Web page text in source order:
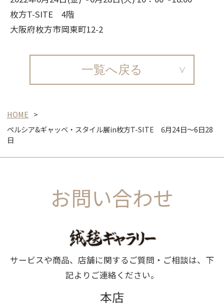
枚方T-SITE 4階
大阪府枚方市岡東町12-2
一覧へ戻る
HOME
ペルシア&ギャッベ・スタイル展in枚方T-SITE 6月24日～6日28
日
お問い合わせ
サービスや商品、店舗に関するご質問・ご相談は、下
記よりご連絡ください。
本店